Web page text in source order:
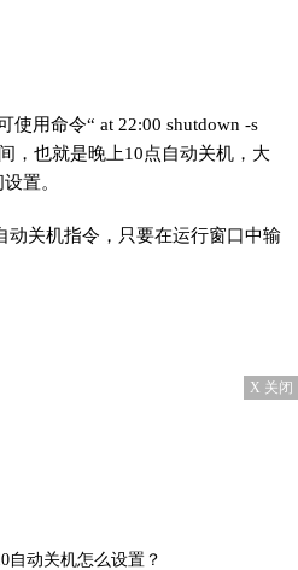
使用命令“ at 22:00 shutdown -s
，也就是晚上10点自动关机，大
置。
动关机指令，只要在运行窗口中输
X 关闭
自动关机怎么设置？